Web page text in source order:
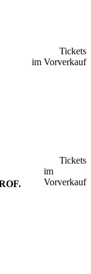
Tickets
im Vorverkauf
Tickets
im
Vorverkauf